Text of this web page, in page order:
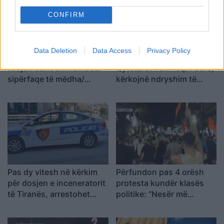
CONFIRM
Data Deletion Data Access Privacy Policy
Zjarri masiv që përfshiu
Krujën duke shkrumbuar
sipërfaqe të mëdha/
bilanc tragjik
Sot dita e 71 e revoltës/
Qytetaret nuk heqin dorë,
kërkojnë ndryshim të
dorëheqjen
Pas dy vitesh në kërkim
për dosjen e inceneratorit
të Tiranës, arrestohet
Palasë
Përfundon pas 4 orësh
protesta kundër klasës
politike: “Nesër më